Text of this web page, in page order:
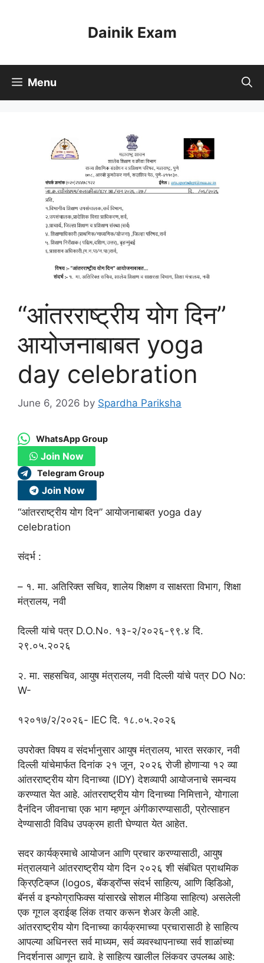
Dainik Exam
Menu
“आंतरराष्ट्रीय योग दिन”
आयोजनाबाबत yoga
day celebration
June 6, 2026 by Spardha Pariksha
WhatsApp Group
Join Now
Telegram Group
Join Now
“आंतरराष्ट्रीय योग दिन” आयोजनाबाबत yoga day
celebration
संदर्भ :
– १. मा. अतिरिक्त सचिव, शालेय शिक्षण व साक्षरता विभाग, शिक्षा
मंत्रालय, नवी
दिल्ली यांचे पत्र D.O.N०. १३-२/२०२६-९९.४ दि.
२९.०५.२०२६
२. मा. सहसचिव, आयुष मंत्रालय, नवी दिल्ली यांचे पत्र DO No:
W-
१२०१७/२/२०२६- IEC दि. १८.०५.२०२६
उपरोक्त विषय व संदर्भानुसार आयुष मंत्रालय, भारत सरकार, नवी
दिल्ली यांचेमार्फत दिनांक २१ जून, २०२६ रोजी होणाऱ्या १२ व्या
आंतरराष्ट्रीय योग दिनाच्या (IDY) देशव्यापी आयोजनाचे समन्वय
करण्यात येत आहे. आंतरराष्ट्रीय योग दिनाच्या निमित्ताने, योगाला
दैनंदिन जीवनाचा एक भाग म्हणून अंगीकारण्यासाठी, प्रोत्साहन
देण्यासाठी विविध उपक्रम हाती घेण्यात येत आहेत.
सदर कार्यक्रमाचे आयोजन आणि प्रचार करण्यासाठी, आयुष
मंत्रालयाने आंतरराष्ट्रीय योग दिन २०२६ शी संबंधित प्राथमिक
क्रिएटिव्ह्ज (logos, बॅकड्रॉप्स संदर्भ साहित्य, आणि व्हिडिओ,
बॅनर्स व इन्फोग्राफिक्स यांसारखे सोशल मीडिया साहित्य) असलेली
एक गूगल ड्राईव्ह लिंक तयार करून शेअर केली आहे.
आंतरराष्ट्रीय योग दिनाच्या कार्यक्रमाच्या प्रचारासाठी हे साहित्य
आपल्या अधिनस्त सर्व माध्यम, सर्व व्यवस्थापनाच्या सर्व शाळांच्या
निदर्शनास आणून द्यावे. हे साहित्य खालील लिंकवर उपलब्ध आहे: